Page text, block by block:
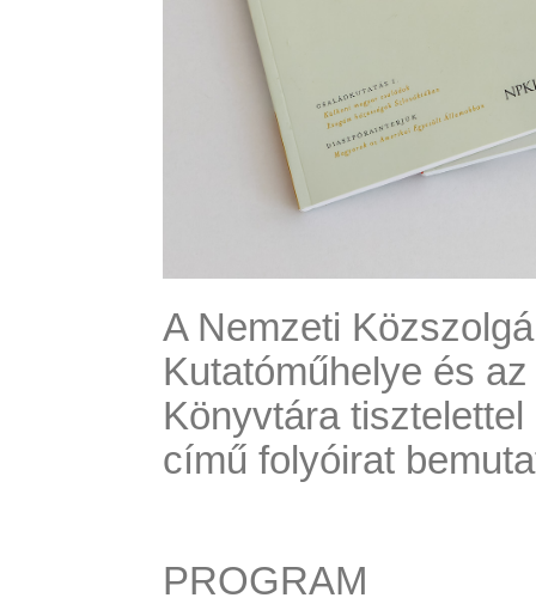
A Nemzeti
Kutatóműhelye és
Könyvtára
című folyóirat
PROGRAM